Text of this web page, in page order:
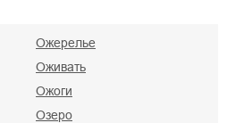
Ожерелье
Оживать
Ожоги
Озеро